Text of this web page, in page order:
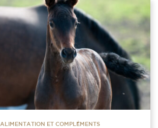
ALIMENTATION ET COMPLÉMENTS